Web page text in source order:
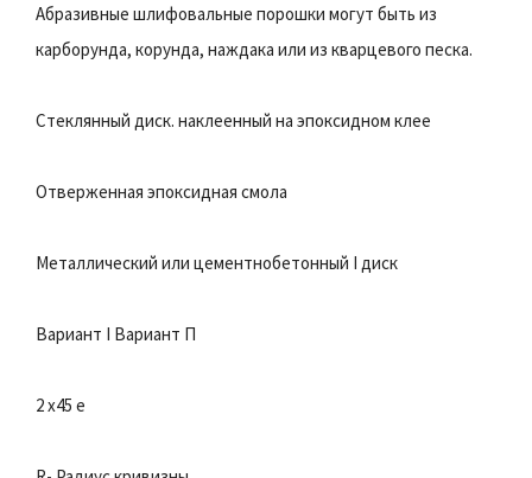
Абразивные шлифовальные порошки могут быть из
карборунда, корунда, наждака или из кварцевого песка.
Стеклянный диск. наклеенный на эпоксидном клее
Отверженная эпоксидная смола
Металлический или цементнобетонный I диск
Вариант I Вариант П
2 x45 е